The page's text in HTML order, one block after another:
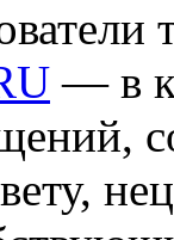
— в